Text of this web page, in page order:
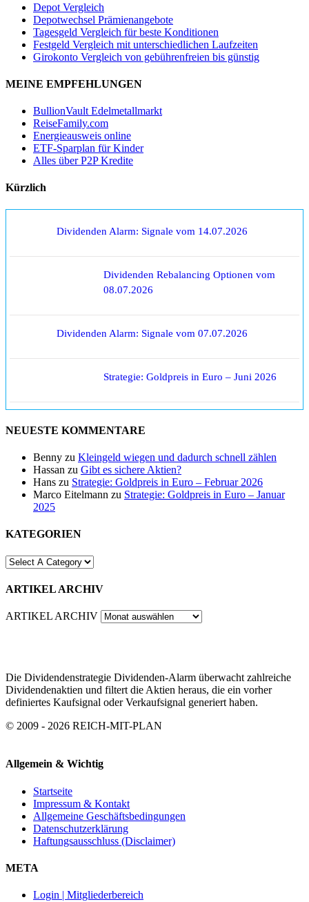
Depot Vergleich
Depotwechsel Prämienangebote
Tagesgeld Vergleich für beste Konditionen
Festgeld Vergleich mit unterschiedlichen Laufzeiten
Girokonto Vergleich von gebührenfreien bis günstig
MEINE EMPFEHLUNGEN
BullionVault Edelmetallmarkt
ReiseFamily.com
Energieausweis online
ETF-Sparplan für Kinder
Alles über P2P Kredite
Kürzlich
Dividenden Alarm: Signale vom 14.07.2026
Dividenden Rebalancing Optionen vom
08.07.2026
Dividenden Alarm: Signale vom 07.07.2026
Strategie: Goldpreis in Euro – Juni 2026
NEUESTE KOMMENTARE
Benny zu Kleingeld wiegen und dadurch schnell zählen
Hassan zu Gibt es sichere Aktien?
Hans zu Strategie: Goldpreis in Euro – Februar 2026
Marco Eitelmann zu Strategie: Goldpreis in Euro – Januar
2025
KATEGORIEN
ARTIKEL ARCHIV
ARTIKEL ARCHIV
Die Dividendenstrategie Dividenden-Alarm überwacht zahlreiche
Dividendenaktien und filtert die Aktien heraus, die ein vorher
definiertes Kaufsignal oder Verkaufsignal generiert haben.
© 2009 - 2026 REICH-MIT-PLAN
Allgemein & Wichtig
Startseite
Impressum & Kontakt
Allgemeine Geschäftsbedingungen
Datenschutzerklärung
Haftungsausschluss (Disclaimer)
META
Login | Mitgliederbereich